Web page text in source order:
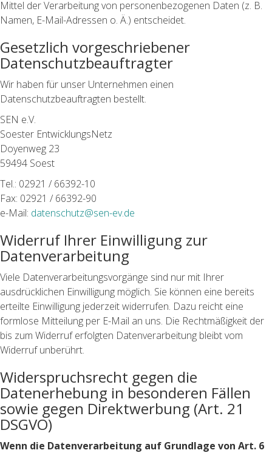
Mittel der Verarbeitung von personenbezogenen Daten (z. B.
Namen, E-Mail-Adressen o. Ä.) entscheidet.
Gesetzlich vorgeschriebener
Datenschutzbeauftragter
Wir haben für unser Unternehmen einen
Datenschutzbeauftragten bestellt.
SEN e.V.
Soester EntwicklungsNetz
Doyenweg 23
59494 Soest
Tel.: 02921 / 66392-10
Fax: 02921 / 66392-90
e-Mail: datenschutz@sen-ev.de
Widerruf Ihrer Einwilligung zur
Datenverarbeitung
Viele Datenverarbeitungsvorgänge sind nur mit Ihrer
ausdrücklichen Einwilligung möglich. Sie können eine bereits
erteilte Einwilligung jederzeit widerrufen. Dazu reicht eine
formlose Mitteilung per E-Mail an uns. Die Rechtmäßigkeit der
bis zum Widerruf erfolgten Datenverarbeitung bleibt vom
Widerruf unberührt.
Widerspruchsrecht gegen die
Datenerhebung in besonderen Fällen
sowie gegen Direktwerbung (Art. 21
DSGVO)
Wenn die Datenverarbeitung auf Grundlage von Art. 6